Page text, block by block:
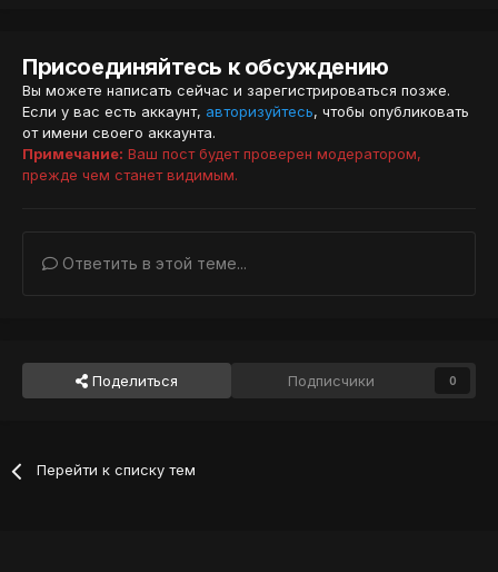
Присоединяйтесь к обсуждению
Вы можете написать сейчас и зарегистрироваться позже.
Если у вас есть аккаунт, авторизуйтесь, чтобы опубликовать
от имени своего аккаунта.
Примечание: Ваш пост будет проверен модератором,
прежде чем станет видимым.
Ответить в этой теме...
Поделиться Подписчики 0
Перейти к списку тем